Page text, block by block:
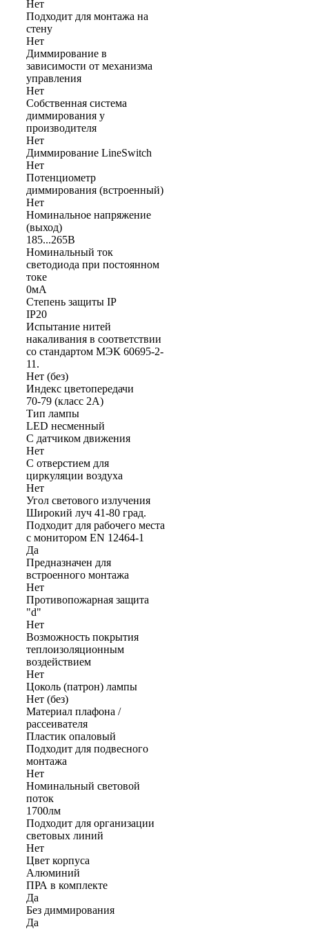
Нет
Подходит для монтажа на
стену
Нет
Диммирование в
зависимости от механизма
управления
Нет
Собственная система
диммирования у
производителя
Нет
Диммирование LineSwitch
Нет
Потенциометр
диммирования (встроенный)
Нет
Номинальное напряжение
(выход)
185...265В
Номинальный ток
светодиода при постоянном
токе
0мА
Степень защиты IP
IP20
Испытание нитей
накаливания в соответствии
со стандартом МЭК 60695-2-
11.
Нет (без)
Индекс цветопередачи
70-79 (класс 2А)
Тип лампы
LED несменный
С датчиком движения
Нет
С отверстием для
циркуляции воздуха
Нет
Угол светового излучения
Широкий луч 41-80 град.
Подходит для рабочего места
с монитором EN 12464-1
Да
Предназначен для
встроенного монтажа
Нет
Противопожарная защита
"d"
Нет
Возможность покрытия
теплоизоляционным
воздействием
Нет
Цоколь (патрон) лампы
Нет (без)
Материал плафона /
рассеивателя
Пластик опаловый
Подходит для подвесного
монтажа
Нет
Номинальный световой
поток
1700лм
Подходит для организации
световых линий
Нет
Цвет корпуса
Алюминий
ПРА в комплекте
Да
Без диммирования
Да